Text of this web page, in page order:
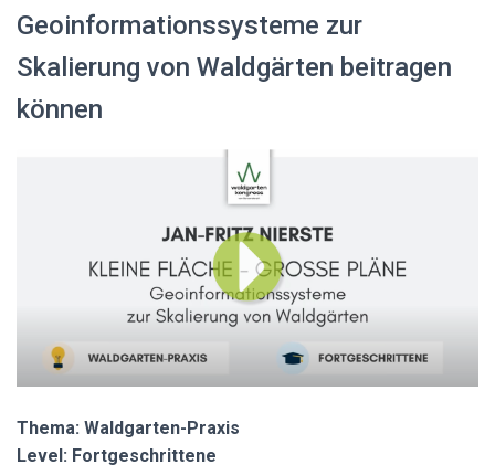
Geoinformationssysteme zur
Skalierung von Waldgärten beitragen
können
Thema: Waldgarten-Praxis
Level: Fortgeschrittene